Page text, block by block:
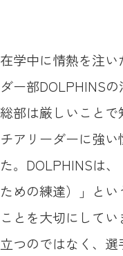
在学中に情熱を注
ダー部DOLPHINS
総部は厳しいこと
チアリーダーに強
た。DOLPHINSは
ための練達）」と
ことを大切にして
立つのではなく、